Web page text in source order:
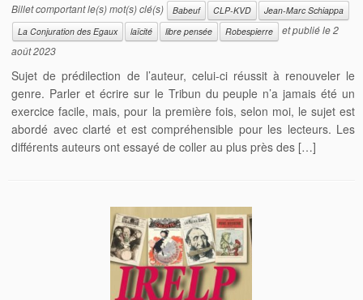
Billet comportant le(s) mot(s) clé(s) Babeuf CLP-KVD
Jean-Marc Schiappa
La Conjuration des Egaux
laïcité libre pensée Robespierre et publié le2
août 2023
Sujet de prédilection de l’auteur, celui-ci réussit à renouveler le
genre. Parler et écrire sur le Tribun du peuple n’a jamais été un
exercice facile, mais, pour la première fois, selon moi, le sujet est
abordé avec clarté et est compréhensible pour les lecteurs. Les
différents auteurs ont essayé de coller au plus près des […]